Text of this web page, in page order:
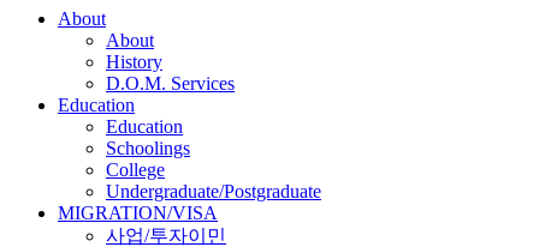
About
About
History
D.O.M. Services
Education
Education
Schoolings
College
Undergraduate/Postgraduate
MIGRATION/VISA
사업/투자이민